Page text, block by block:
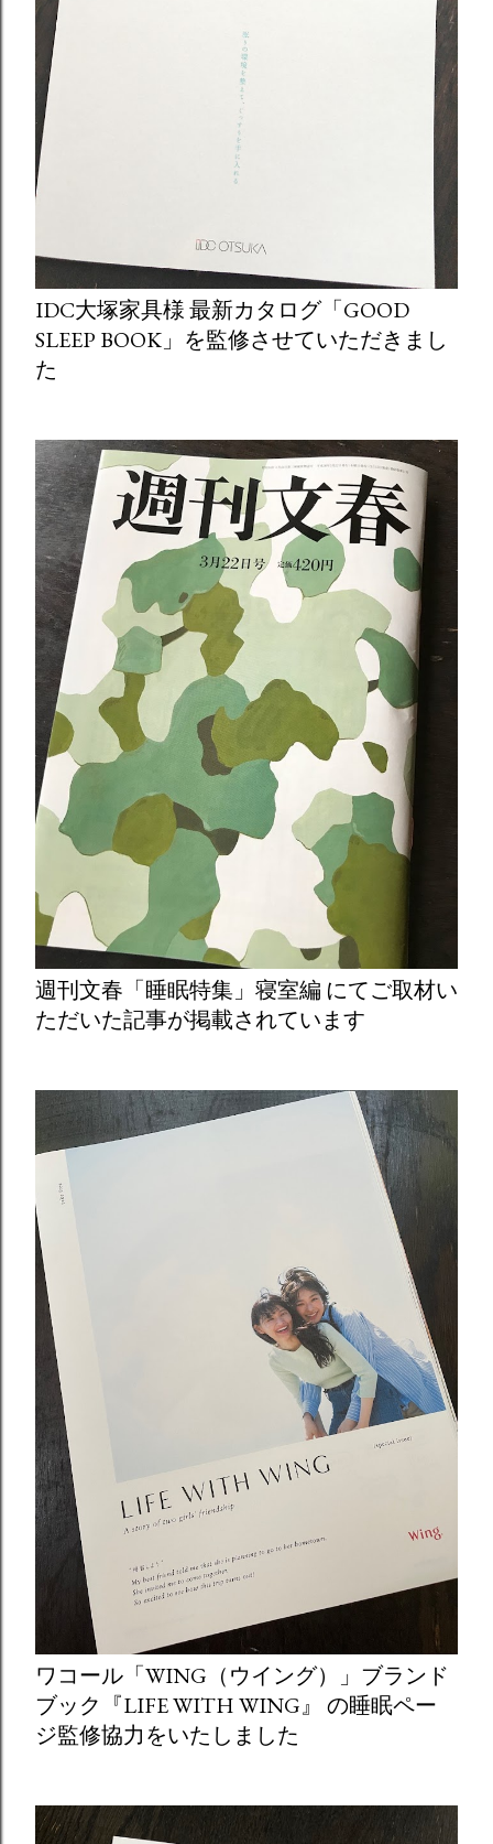
IDC大塚家具様 最新カタログ「GOOD
SLEEP BOOK」を監修させていただきまし
た
週刊文春「睡眠特集」寝室編 にてご取材い
ただいた記事が掲載されています
ワコール「WING（ウイング）」ブランド
ブック『LIFE WITH WING』 の睡眠ペー
ジ監修協力をいたしました